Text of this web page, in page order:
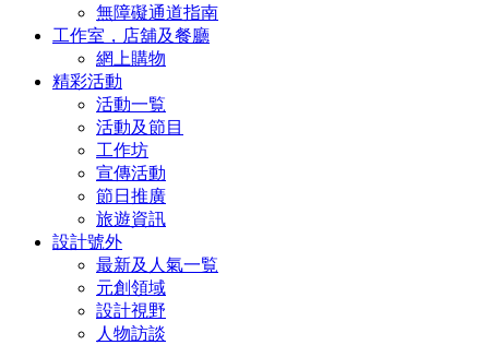
無障礙通道指南
工作室，店舖及餐廳
網上購物
精彩活動
活動一覧
活動及節目
工作坊
宣傳活動
節日推廣
旅遊資訊
設計號外
最新及人氣一覧
元創領域
設計視野
人物訪談